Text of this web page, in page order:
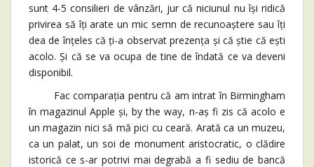
sunt 4-5 consilieri de vânzări, jur că niciunul nu își ridică
privirea să îți arate un mic semn de recunoaștere sau îți
dea de înțeles că ți-a observat prezența și că știe că ești
acolo. Și că se va ocupa de tine de îndată ce va deveni
disponibil.
Fac comparația pentru că am intrat în Birmingham
în magazinul Apple și, by the way, n-aș fi zis că acolo e
un magazin nici să mă pici cu ceară. Arată ca un muzeu,
ca un palat, un soi de monument aristocratic, o clădire
istorică ce s-ar potrivi mai degrabă a fi sediu de bancă